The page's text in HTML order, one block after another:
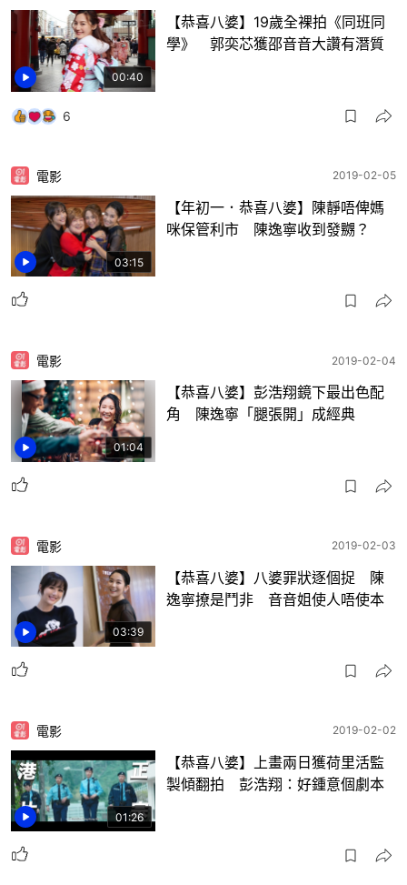
00:40
【恭喜八婆】19歲全裸拍《同班同
學》 郭奕芯獲邵音音大讚有潛質
6
03:15
電影 2019-02-05
【年初一．恭喜八婆】陳靜唔俾媽
咪保管利市 陳逸寧收到發嬲？
01:04
電影 2019-02-04
【恭喜八婆】彭浩翔鏡下最出色配
角 陳逸寧「腿張開」成經典
03:39
電影 2019-02-03
【恭喜八婆】八婆罪狀逐個捉 陳
逸寧撩是鬥非 音音姐使人唔使本
01:26
電影 2019-02-02
【恭喜八婆】上畫兩日獲荷里活監
製傾翻拍 彭浩翔：好鍾意個劇本